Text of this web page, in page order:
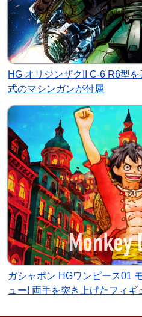
HG オリジンザクII C-6 R6型
式のマシンガンが付属
ガシャポン HGワンピース01
ュー! 両手を突き上げたフィギ